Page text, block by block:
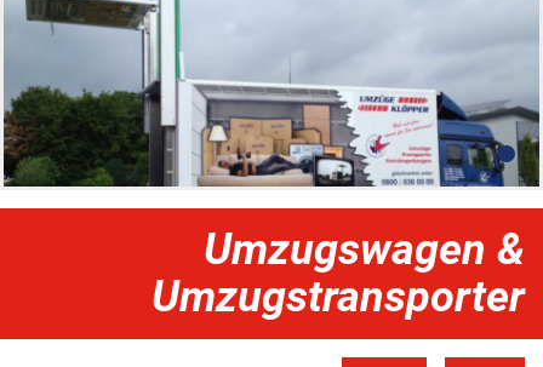
Umzugswagen &
Umzugstransporter